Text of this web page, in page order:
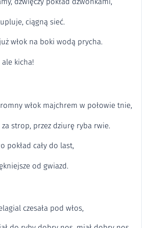
ciągną sieć.
włok na boki wodą prycha.
ale kicha!
włok majchrem w połowie tnie,
strop, przez dziurę ryba rwie.
pokład cały do last,
od gwiazd.
czesała pod włos,